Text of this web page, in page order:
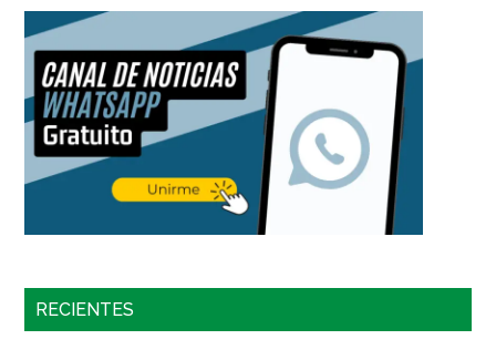
RECIENTES